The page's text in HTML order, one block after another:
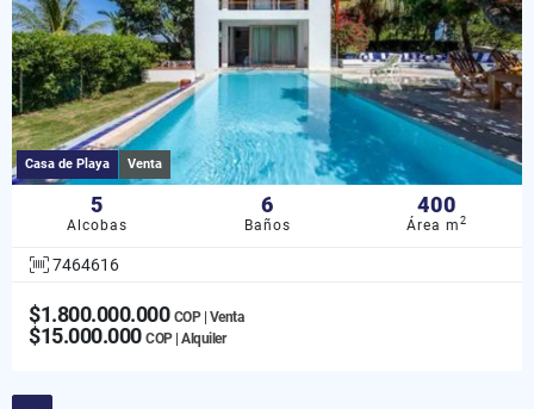
Casa de Playa Venta
5
Alcobas
6
Baños
400
Área m2
7464616
$1.800.000.000 COP | Venta
$15.000.000 COP | Alquiler